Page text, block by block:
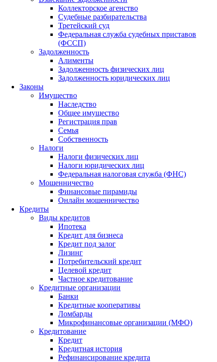
Коллекторское агенство
Судебные разбирательства
Третейский суд
Федеральная служба судебных приставов
(ФССП)
Задолженность
Алименты
Задолженность физических лиц
Задолженность юридических лиц
Законы
Имущество
Наследство
Общее имущество
Регистрация прав
Семья
Собственность
Налоги
Налоги физических лиц
Налоги юридических лиц
Федеральная налоговая служба (ФНС)
Мошенничество
Финансовые пирамиды
Онлайн мошенничество
Кредиты
Виды кредитов
Ипотека
Кредит для бизнеса
Кредит под залог
Лизинг
Потребительский кредит
Целевой кредит
Частное кредитование
Кредитные организации
Банки
Кредитные кооперативы
Ломбарды
Микрофинансовые организации (МФО)
Кредитование
Кредит
Кредитная история
Рефинансирование кредита